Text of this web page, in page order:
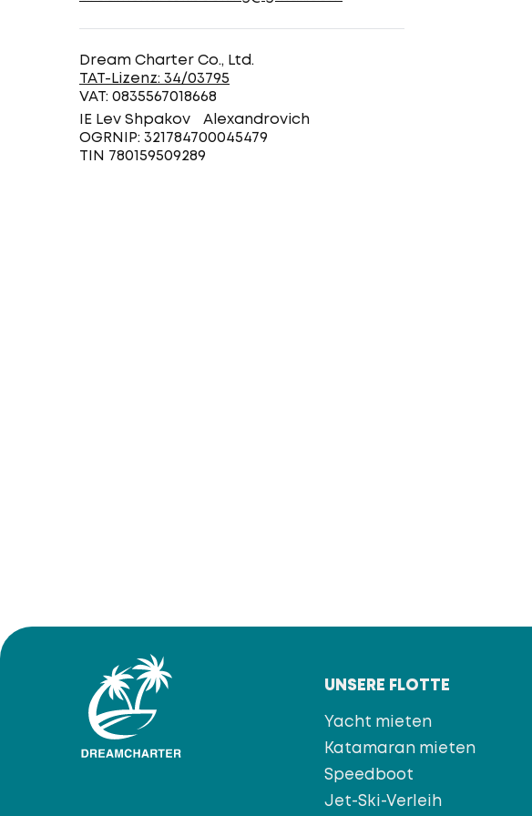
Dream Charter Co., Ltd.
TAT-Lizenz: 34/03795
VAT: 0835567018668
IE Lev Shpakov Alexandrovich
OGRNIP: 321784700045479
TIN 780159509289
UNSERE FLOTTE
Yacht mieten
Katamaran mieten
Speedboot
Jet-Ski-Verleih